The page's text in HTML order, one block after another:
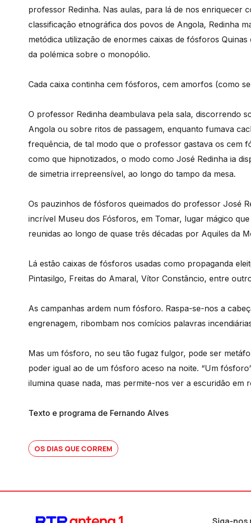
professor Redinha. Nas aulas, para lá de nos enriquecer
classificação etnográfica dos povos de Angola, Redinha
metódica utilização de enormes caixas de fósforos
da polémica sobre o monopólio.
Cada caixa continha cem fósforos, cem amorfos (como se
O professor Redinha deambulava pela sala, discorrendo
Angola ou sobre ritos de passagem, enquanto fumava
frequência, de tal modo que o professor gastava os cem
como que hipnotizados, o modo como José Redinha ia
de simetria irrepreensível, ao longo do tampo da mesa.
Os pauzinhos de fósforos queimados do professor José
incrível Museu dos Fósforos, em Tomar, lugar mágico
reunidas ao longo de quase três décadas por Aquiles da
Lá estão caixas de fósforos usadas como propaganda
Pintasilgo, Freitas do Amaral, Vítor Constâncio, entre
As campanhas ardem num fósforo. Raspa-se-nos a
engrenagem, ribombam nos comícios palavras
Mas um fósforo, no seu tão fugaz fulgor, pode ser
poder igual ao de um fósforo aceso na noite. “Um
ilumina quase nada, mas permite-nos ver a escuridão em
Texto e programa de Fernando Alves
OS DIAS QUE CORREM